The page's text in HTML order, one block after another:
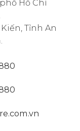
Hồ Chí
Tỉnh An